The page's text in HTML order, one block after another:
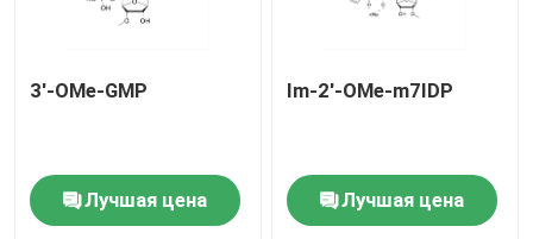
3'-OMe-GMP
Лучшая цена
Im-2'-OMe-m7IDP
Лучшая цена